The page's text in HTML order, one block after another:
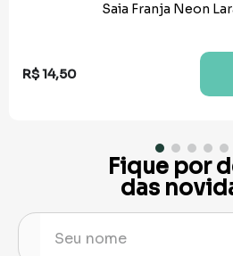
Saia Franja Neon
R$14,50
Fique por
das